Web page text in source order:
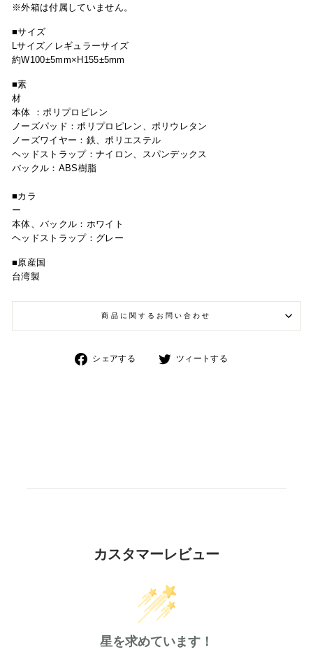
※外箱は付属していません。
■サイズ
Lサイズ／ レギュラーサイズ
約W100±5mm×H155±5mm
■素
本体 ：ポリプロピレン
ノーズパッド：ポリプロピレン、ポリウレタン
ノーズワイヤー：鉄、ポリエステル
ヘッドストラップ：ナイロン、スパンデックス
バックル： ABS樹脂
■カラ
本体、バックル：ホワイト
ヘッドストラップ：グレー
■原産国
台湾製
商品に関するお問い合わせ
シェアする
Facebookツィートする
カスタマーレビュー
星を求めています！